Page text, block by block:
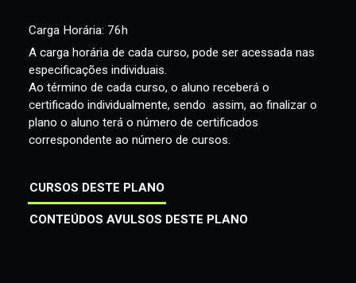
aos vídeos.
Material complementar para conciliar teoria e prática.
Carga Horária: 76h
A carga horária de cada curso, pode ser acessada nas
especificações individuais.
Ao término de cada curso, o aluno receberá o
plano o aluno terá o número de certificados
correspondente ao número de cursos.